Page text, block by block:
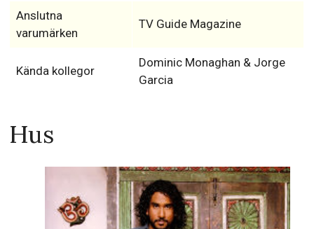
Anslutna
varumärken
TV Guide Magazine
Kända kollegor
Dominic Monaghan & Jorge
Garcia
Hus